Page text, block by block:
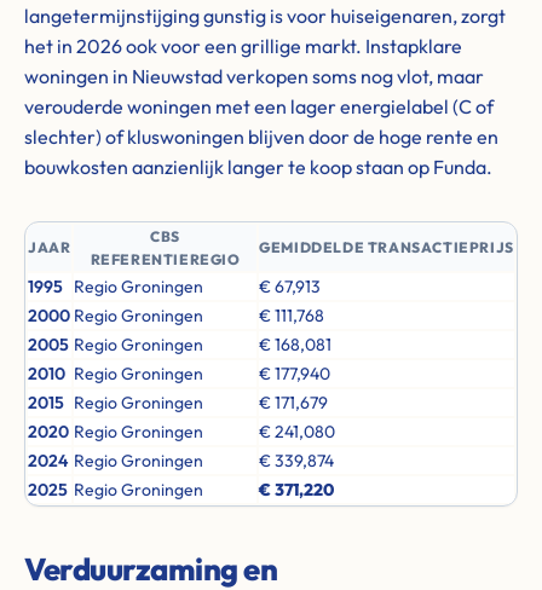
langetermijnstijging gunstig is voor huiseigenaren, zorgt
het in 2026 ook voor een grillige markt. Instapklare
woningen in Nieuwstad verkopen soms nog vlot, maar
verouderde woningen met een lager energielabel (C of
slechter) of kluswoningen blijven door de hoge rente en
bouwkosten aanzienlijk langer te koop staan op Funda.
JAAR
CBS
REFERENTIEREGIO
GEMIDDELDE TRANSACTIEPRIJS
1995 Regio Groningen
€ 67,913
2000 Regio Groningen
€ 111,768
2005 Regio Groningen
€ 168,081
2010 Regio Groningen
€ 177,940
2015 Regio Groningen
€ 171,679
2020 Regio Groningen
€ 241,080
2024 Regio Groningen
€ 339,874
2025 Regio Groningen € 371,220
Verduurzaming en